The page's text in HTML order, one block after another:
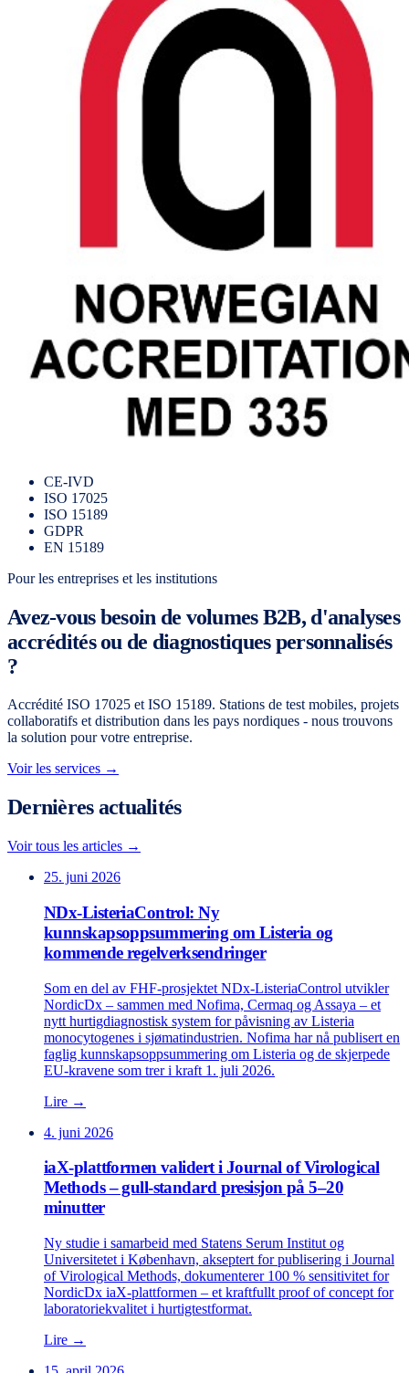
CE-IVD
ISO 17025
ISO 15189
GDPR
EN 15189
Pour les entreprises et les institutions
Avez-vous besoin de volumes B2B, d'analyses
accrédités ou de diagnostiques personnalisés
?
Accrédité ISO 17025 et ISO 15189. Stations de test mobiles, projets
collaboratifs et distribution dans les pays nordiques - nous trouvons
la solution pour votre entreprise.
Voir les services →
Dernières actualités
Voir tous les articles →
25. juni 2026
NDx-ListeriaControl: Ny
kunnskapsoppsummering om Listeria og
kommende regelverksendringer
Som en del av FHF-prosjektet NDx-ListeriaControl utvikler
NordicDx – sammen med Nofima, Cermaq og Assaya – et
nytt hurtigdiagnostisk system for påvisning av Listeria
monocytogenes i sjømatindustrien. Nofima har nå publisert en
faglig kunnskapsoppsummering om Listeria og de skjerpede
EU-kravene som trer i kraft 1. juli 2026.
Lire →
4. juni 2026
iaX-plattformen validert i Journal of Virological
Methods – gull-standard presisjon på 5–20
minutter
Ny studie i samarbeid med Statens Serum Institut og
Universitetet i København, akseptert for publisering i Journal
of Virological Methods, dokumenterer 100 % sensitivitet for
NordicDx iaX-plattformen – et kraftfullt proof of concept for
laboratoriekvalitet i hurtigtestformat.
Lire →